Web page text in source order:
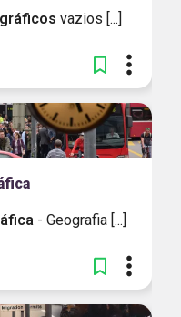
vazios [...]
​- Geografia [...]